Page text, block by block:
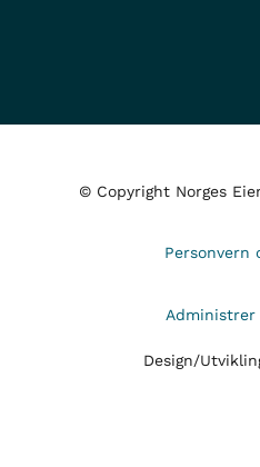
© Copyright Norges
Personvern
Administrer
Design/